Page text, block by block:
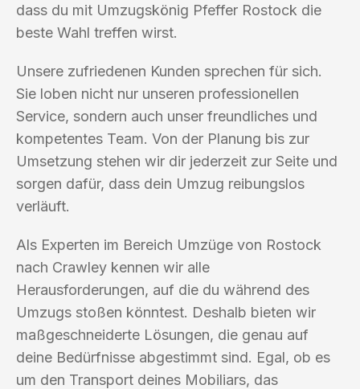
dass du mit Umzugskönig Pfeffer Rostock die
beste Wahl treffen wirst.
Unsere zufriedenen Kunden sprechen für sich.
Sie loben nicht nur unseren professionellen
Service, sondern auch unser freundliches und
kompetentes Team. Von der Planung bis zur
Umsetzung stehen wir dir jederzeit zur Seite und
sorgen dafür, dass dein Umzug reibungslos
verläuft.
Als Experten im Bereich Umzüge von Rostock
nach Crawley kennen wir alle
Herausforderungen, auf die du während des
Umzugs stoßen könntest. Deshalb bieten wir
maßgeschneiderte Lösungen, die genau auf
deine Bedürfnisse abgestimmt sind. Egal, ob es
um den Transport deines Mobiliars, das